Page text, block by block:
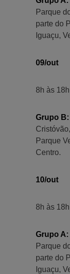
Parque
parte do
Iguaçu,
09/out
8h às
Grupo B:
Parque
Centro.
10/out
8h às
Grupo A:
Parque
parte do
Iguaçu,